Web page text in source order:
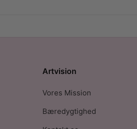
Artvision
Vores Mission
Bæredygtighed